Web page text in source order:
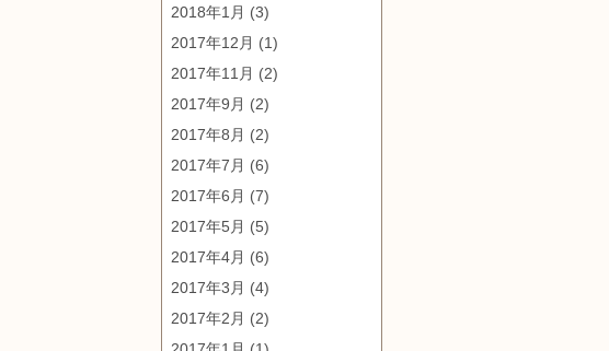
2018年1月 (3)
2017年12月 (1)
2017年11月 (2)
2017年9月 (2)
2017年8月 (2)
2017年7月 (6)
2017年6月 (7)
2017年5月 (5)
2017年4月 (6)
2017年3月 (4)
2017年2月 (2)